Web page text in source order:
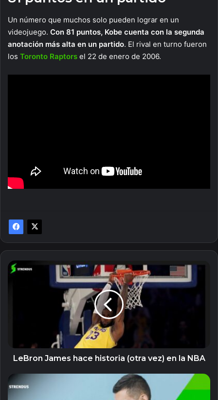
Un número que muchos solo pueden lograr en un
videojuego. Con 81 puntos, Kobe cuenta con la segunda
anotación más alta en un partido. El rival en turno fueron
los Toronto Raptors el 22 de enero de 2006.
LeBron
James
NBA
LeBron James hace historia (otra vez) en la NBA
ventajas